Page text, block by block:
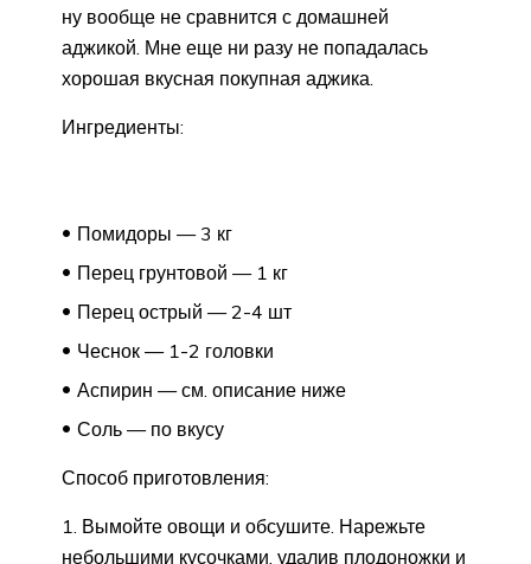
ну вообще не сравнится с домашней
аджикой. Мне еще ни разу не попадалась
хорошая вкусная покупная аджика.
Ингредиенты:
Помидоры — 3 кг
Перец грунтовой — 1 кг
Перец острый — 2-4 шт
Чеснок — 1-2 головки
Аспирин — см. описание ниже
Соль — по вкусу
Способ приготовления:
Вымойте овощи и обсушите. Нарежьте
небольшими кусочками, удалив плодоножки и